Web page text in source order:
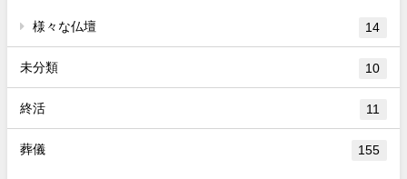
様々な仏壇 14
未分類 10
終活 11
葬儀 155